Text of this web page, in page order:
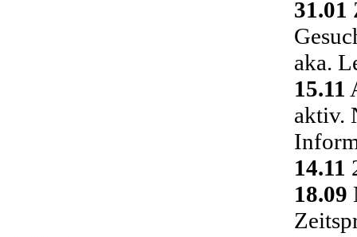
31.01
aka.
15.11
aktiv.
14.11
18.09